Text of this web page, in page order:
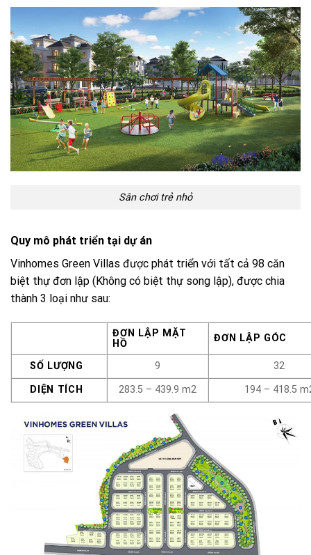
Sân chơi trẻ nhỏ
Quy mô phát triển tại dự án
Vinhomes Green Villas được phát triển với tất cả 98 căn
biệt thự đơn lập (Không có biệt thự song lập), được chia
thành 3 loại như sau:
ĐƠN LẬP MẶT
HỒ
ĐƠN LẬP GÓC
SỐ LƯỢNG 9
32
DIỆN TÍCH
283.5 – 439.9 m2 194 – 418.5